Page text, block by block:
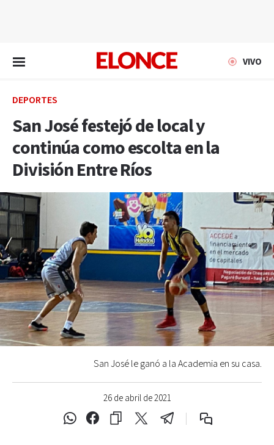
VIVO
DEPORTES
San José festejó de local y
continúa como escolta en la
División Entre Ríos
26 de abril de 2021
San José le ganó a la Academia en su casa.